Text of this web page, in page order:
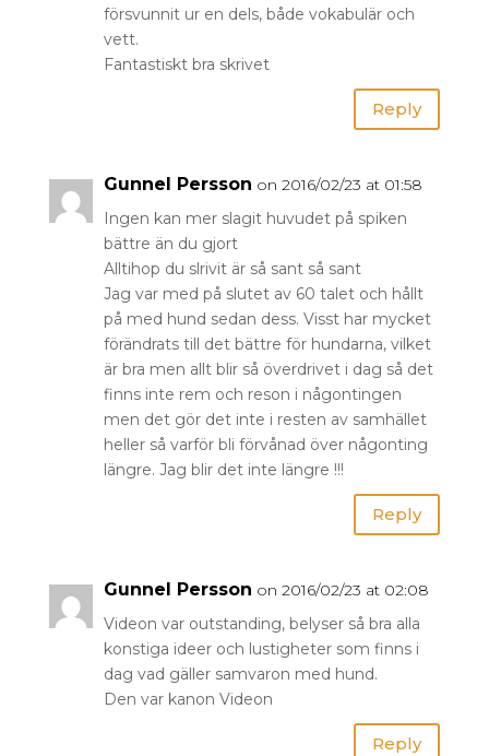
försvunnit ur en dels, både vokabulär och
vett.
Fantastiskt bra skrivet
Reply
Gunnel Persson on 2016/02/23 at 01:58
Ingen kan mer slagit huvudet på spiken
bättre än du gjort
Alltihop du slrivit är så sant så sant
Jag var med på slutet av 60 talet och hållt
på med hund sedan dess. Visst har mycket
förändrats till det bättre för hundarna, vilket
är bra men allt blir så överdrivet i dag så det
finns inte rem och reson i någontingen
men det gör det inte i resten av samhället
heller så varför bli förvånad över någonting
längre. Jag blir det inte längre !!!
Reply
Gunnel Persson on 2016/02/23 at 02:08
Videon var outstanding, belyser så bra alla
konstiga ideer och lustigheter som finns i
dag vad gäller samvaron med hund.
Den var kanon Videon
Reply